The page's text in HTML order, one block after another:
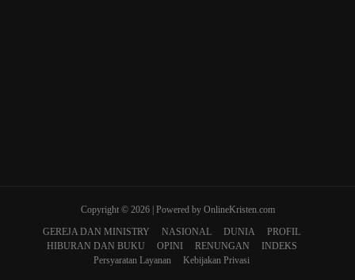
Copyright © 2026 | Powered by OnlineKristen.com
GEREJA DAN MINISTRY
NASIONAL DUNIA
PROFIL
HIBURAN DAN BUKU
OPINI RENUNGAN
INDEKS
Persyaratan Layanan
Kebijakan Privasi